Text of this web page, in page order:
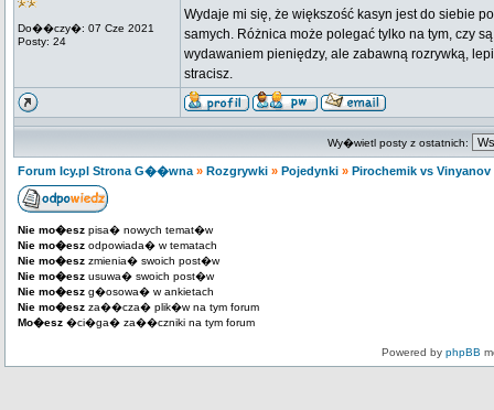
Do��czy�: 07 Cze 2021
Posty: 24
Wydaje mi się, że większość kasyn jest do siebie
samych. Różnica może polegać tylko na tym, czy
wydawaniem pieniędzy, ale zabawną rozrywką,
stracisz.
Wy�wietl posty z ostatnich:
Forum Icy.pl Strona G��wna » Rozgrywki » Pojedynki » Pirochemik vs Vinyanov
Nie mo�esz pisa� nowych temat�w
Nie mo�esz odpowiada� w tematach
Nie mo�esz zmienia� swoich post�w
Nie mo�esz usuwa� swoich post�w
Nie mo�esz g�osowa� w ankietach
Nie mo�esz za��cza� plik�w na tym forum
Mo�esz �ci�ga� za��czniki na tym forum
Powered by phpBB